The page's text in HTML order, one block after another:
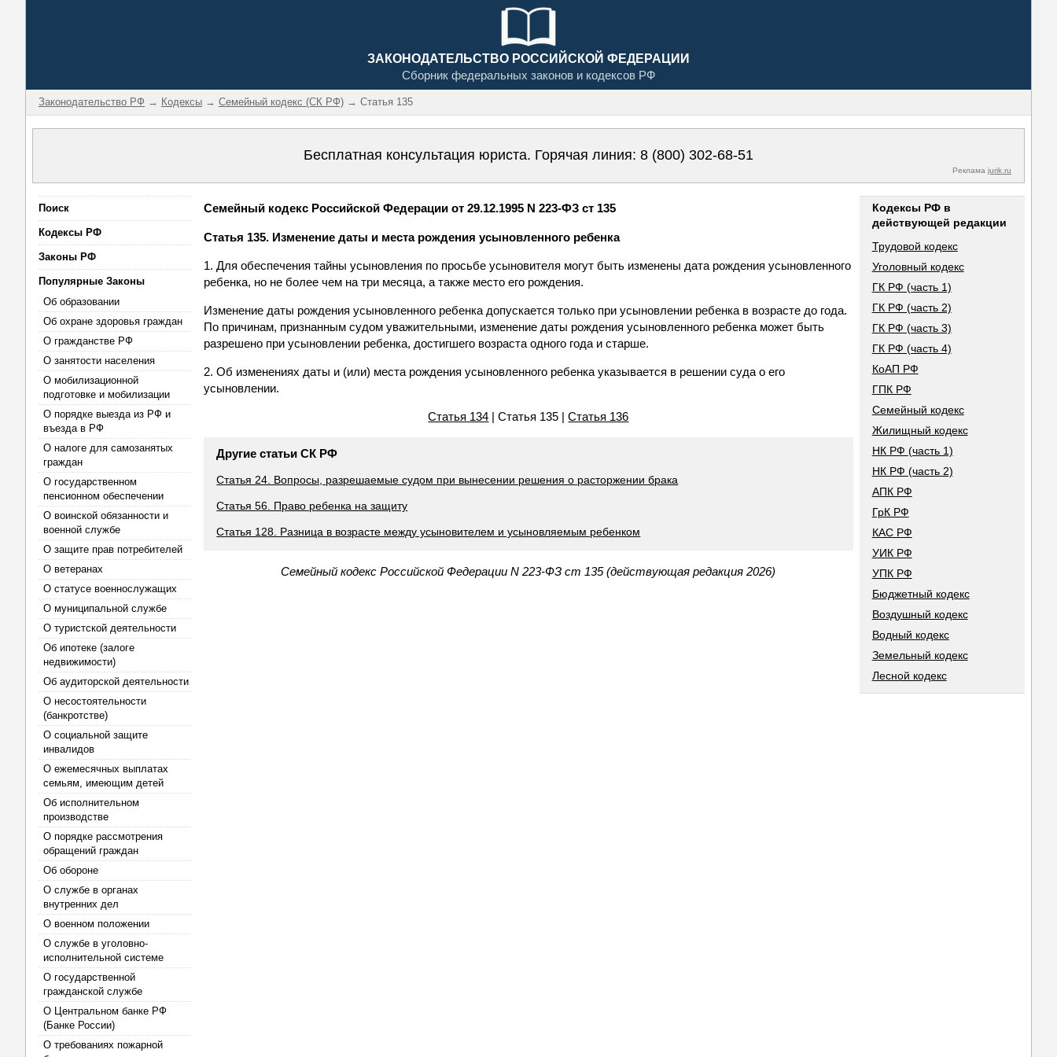
ЗАКОНОДАТЕЛЬСТВО РОССИЙСКОЙ ФЕДЕРАЦИИ
Сборник федеральных законов и кодексов РФ
Законодательство РФ → Кодексы → Семейный кодекс (СК РФ) → Статья 135
Бесплатная консультация юриста. Горячая линия: 8 (800) 302-68-51
Реклама jurik.ru
Поиск
Кодексы РФ
Законы РФ
Популярные Законы
Об образовании
Об охране здоровья граждан
О гражданстве РФ
О занятости населения
О мобилизационной
подготовке и мобилизации
О порядке выезда из РФ и
въезда в РФ
О налоге для самозанятых
граждан
О государственном
пенсионном обеспечении
О воинской обязанности и
военной службе
О защите прав потребителей
О ветеранах
О статусе военнослужащих
О муниципальной службе
О туристской деятельности
Об ипотеке (залоге
недвижимости)
Об аудиторской деятельности
О несостоятельности
(банкротстве)
О социальной защите
инвалидов
О ежемесячных выплатах
семьям, имеющим детей
Об исполнительном
производстве
О порядке рассмотрения
обращений граждан
Об обороне
О службе в органах
внутренних дел
О военном положении
О службе в уголовно-
исполнительной системе
О государственной
гражданской службе
О Центральном банке РФ
(Банке России)
О требованиях пожарной
Семейный кодекс Российской Федерации от 29.12.1995 N 223-ФЗ ст 135
Статья 135. Изменение даты и места рождения усыновленного ребенка
1. Для обеспечения тайны усыновления по просьбе усыновителя могут быть изменены дата рождения усыновленного
ребенка, но не более чем на три месяца, а также место его рождения.
Изменение даты рождения усыновленного ребенка допускается только при усыновлении ребенка в возрасте до года.
По причинам, признанным судом уважительными, изменение даты рождения усыновленного ребенка может быть
разрешено при усыновлении ребенка, достигшего возраста одного года и старше.
2. Об изменениях даты и (или) места рождения усыновленного ребенка указывается в решении суда о его
усыновлении.
Статья 134 | Статья 135 |Статья 136
Другие статьи СК РФ
Статья 24. Вопросы, разрешаемые судом при вынесении решения о расторжении брака
Статья 56. Право ребенка на защиту
Статья 128. Разница в возрасте между усыновителем и усыновляемым ребенком
Семейный кодекс Российской Федерации N 223-ФЗ ст 135 (действующая редакция 2026)
Кодексы РФ в
действующей редакции
Трудовой кодекс
Уголовный кодекс
ГК РФ (часть 1)
ГК РФ (часть 2)
ГК РФ (часть 3)
ГК РФ (часть 4)
КоАП РФ
ГПК РФ
Семейный кодекс
Жилищный кодекс
НК РФ (часть 1)
НК РФ (часть 2)
АПК РФ
ГрК РФ
КАС РФ
УИК РФ
УПК РФ
Бюджетный кодекс
Воздушный кодекс
Водный кодекс
Земельный кодекс
Лесной кодекс